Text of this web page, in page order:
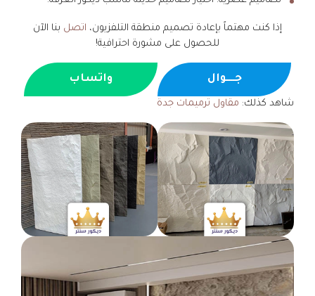
إذا كنت مهتماً بإعادة تصميم منطقة التلفزيون، اتصل بنا الآن
للحصول على مشورة احترافية!
جــــوال واتساب
شاهد كذلك: مقاول ترميمات جدة